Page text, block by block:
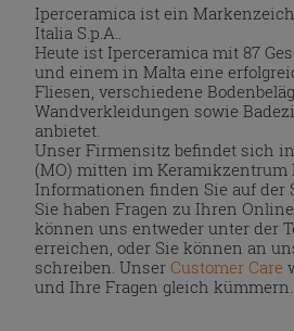
Iperceramica ist ein
Italia S.p.A..
Heute ist Iperceramica mit 87
und einem in Malta eine
Fliesen, verschiedene
Wandverkleidungen sowie
anbietet.
Unser Firmensitz befindet sich
(MO) mitten im Keramikzentrum
Informationen finden Sie auf der
Sie haben Fragen zu Ihren
können uns entweder unter der
erreichen, oder Sie können an
schreiben. UnserCustomer Care
und Ihre Fragen gleich kümmern.